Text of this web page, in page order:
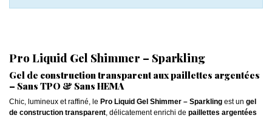
Pro Liquid Gel Shimmer – Sparkling
Gel de construction transparent aux paillettes argentées
– Sans TPO & Sans HEMA
Chic, lumineux et raffiné, le Pro Liquid Gel Shimmer – Sparkling est un gel
de construction transparent, délicatement enrichi de paillettes argentées